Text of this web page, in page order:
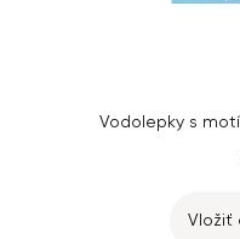
Vodolepky s
Vložiť